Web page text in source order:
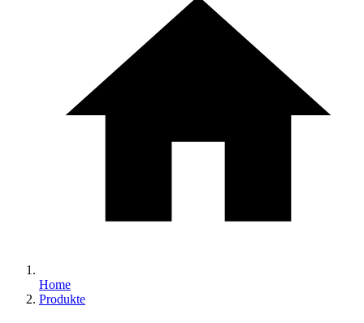
Home
Produkte